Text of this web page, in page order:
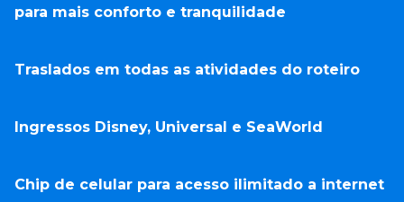
para mais conforto e tranquilidade
Traslados em todas as atividades do roteiro
Ingressos Disney, Universal e SeaWorld
Chip de celular para acesso ilimitado a internet